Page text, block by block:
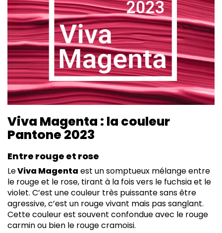
Viva Magenta : la couleur
Pantone 2023
Entre rouge et rose
LeViva Magenta est un somptueux mélange entre
le rouge et le rose, tirant à la fois vers le fuchsia et le
violet. C’est une couleur très puissante sans être
agressive, c’est un rouge vivant mais pas sanglant.
Cette couleur est souvent confondue avec le rouge
carmin ou bien le rouge cramoisi.